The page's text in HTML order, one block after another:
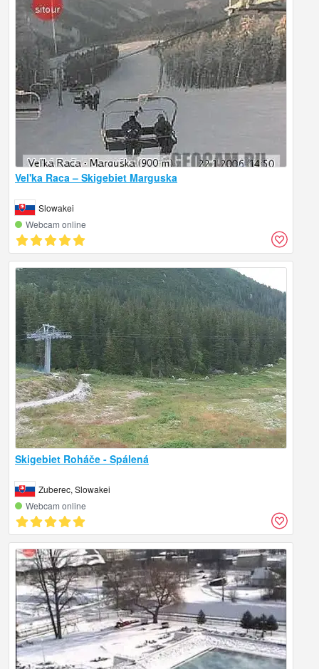
Vel'ka Raca – Skigebiet Marguska
Slowakei
Webcam online
Skigebiet Roháče - Spálená
Zuberec, Slowakei
Webcam online